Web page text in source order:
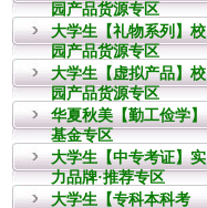
园产品货源专区
大学生【礼物系列】校
园产品货源专区
大学生【虚拟产品】校
园产品货源专区
华夏秋美【勤工俭学】
基金专区
大学生【中专考证】实
力品牌·推荐专区
大学生【专科本科考